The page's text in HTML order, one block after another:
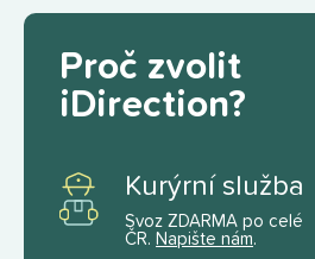
Proč zvolit
iDirection?
Kurýrní služba
Svoz ZDARMA po celé
ČR. Napište nám.